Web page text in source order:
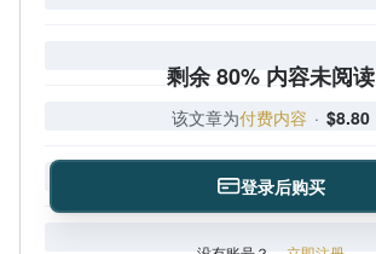
剩余 80% 内容未阅读
该文章为付费内容 · $8.80
登录后购买